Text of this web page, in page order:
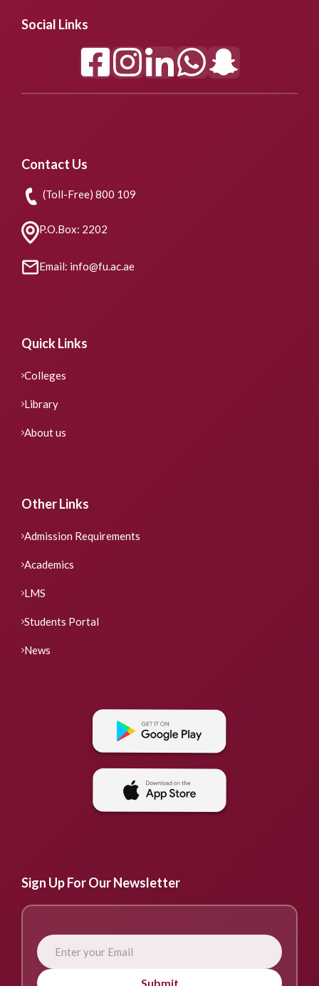
Social Links
Contact Us
(Toll-Free) 800 109
P.O.Box: 2202
Email: info@fu.ac.ae
Quick Links
Colleges
Library
About us
Other Links
Admission Requirements
Academics
LMS
Students Portal
News
Sign Up For Our Newsletter
Submit